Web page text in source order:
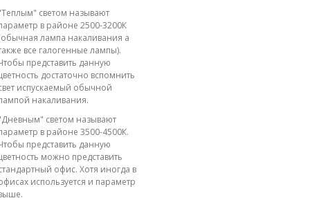
светом называют
в районе 2500-3200К
лампа накаливания а
все галогенные лампы).
представить данную
достаточно вспомнить
испускаемый обычной
накаливания.
светом называют
в районе 3500-4500К.
представить данную
можно представить
офис. Хотя иногда в
используется и параметр